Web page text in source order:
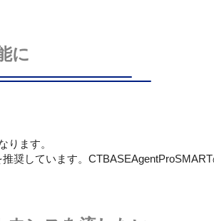
に
ります。
奨しています。 CTBASEAgentProSMART